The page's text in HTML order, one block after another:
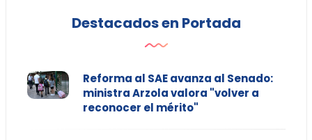
Destacados en Portada
Reforma al SAE avanza al Senado:
ministra Arzola valora "volver a
reconocer el mérito"